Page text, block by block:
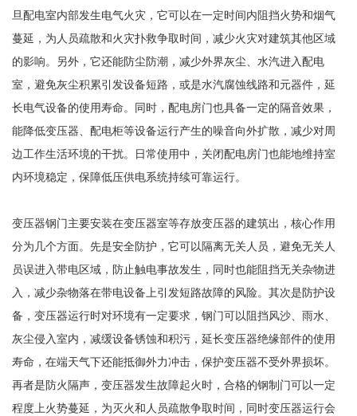
旦配电室内部发生电气火灾，它可以在一定时间内阻挡火势和烟气
蔓延，为人员疏散和火灾扑救争取时间，减少火灾对建筑其他区域
的影响。另外，它还能防尘防潮，减少外界灰尘、水汽进入配电
室，避免灰尘积累引发设备短路，或是水汽腐蚀线路和元器件，延
长电气设备的使用寿命。同时，配电房门也具备一定的隔音效果，
能降低变压器、配电柜等设备运行产生的噪音向外扩散，减少对周
边工作生活环境的干扰。日常使用中，关闭配电房门也能地维持室
内环境稳定，保障低压供电系统持续可靠运行。
变压器钢门主要安装在变压器室等存放变压器的建筑出，核心作用
分为几个方面。先是安全防护，它可以隔离无关人员，避免无关人
员误进入带电区域，防止触电事故发生，同时也能阻挡无关杂物进
入，减少杂物落在带电设备上引发短路故障的风险。其次是防护设
备，变压器运行时对环境有一定要求，钢门可以阻挡风沙、雨水、
灰尘侵入室内，减缓设备锈蚀和积污，延长变压器绝缘部件的使用
寿命，在端天气下还能抵御外力冲击，保护变压器不受外界损坏。
再者是防火隔声，变压器发生故障起火时，合格的钢制门可以一定
程度上火势蔓延，为灭火和人员疏散争取时间，同时变压器运行会